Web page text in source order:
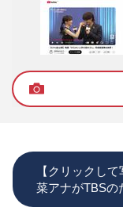
【クリックし
菜アナがTBSの